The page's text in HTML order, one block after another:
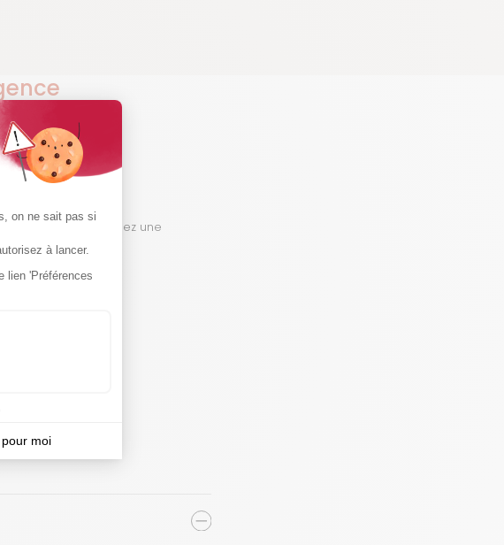
extérieur ? Installez une
50
les
par an